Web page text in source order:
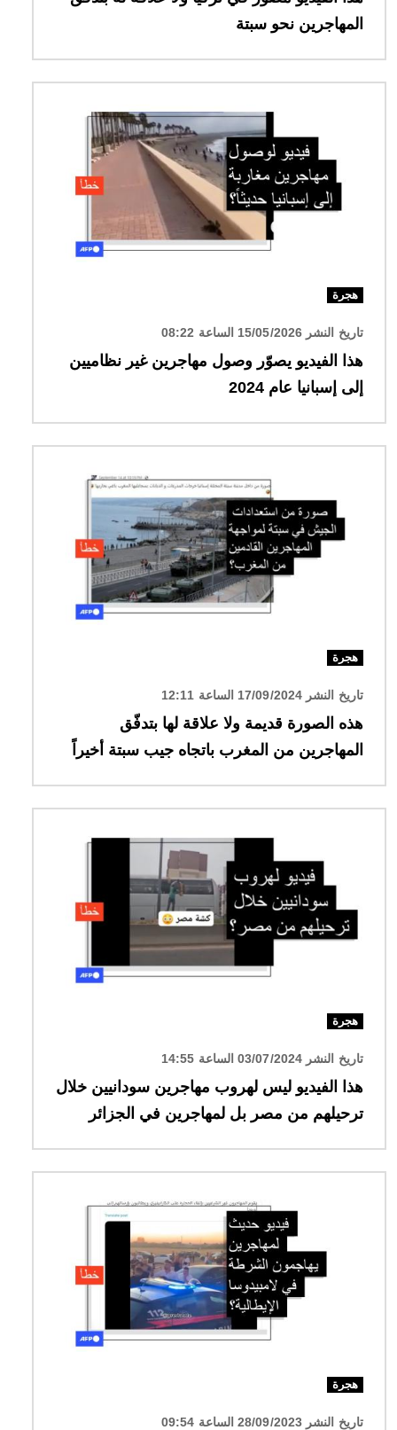
المهاجرين نحو سبتة
هجرة
تاريخ النشر 15/05/2026 الساعة 08:22
هذا الفيديو يصوّر وصول مهاجرين غير نظاميين
إلى إسبانيا عام 2024
هجرة
تاريخ النشر 17/09/2024 الساعة 12:11
هذه الصورة قديمة ولا علاقة لها بتدفّق
المهاجرين من المغرب باتجاه جيب سبتة أخيراً
هجرة
تاريخ النشر 03/07/2024 الساعة 14:55
هذا الفيديو ليس لهروب مهاجرين سودانيين خلال
ترحيلهم من مصر بل لمهاجرين في الجزائر
هجرة
تاريخ النشر 28/09/2023 الساعة 09:54